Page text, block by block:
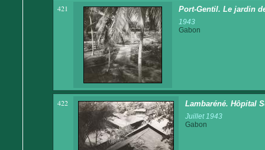
421 Port-Gentil. Le jardin
1943
Gabon
422 Lambaréné. Hôpital
Juillet 1943
Gabon